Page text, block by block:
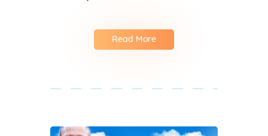
Read More